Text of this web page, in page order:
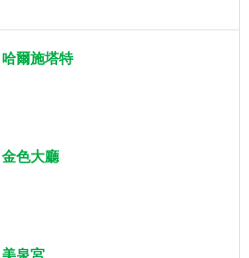
哈爾施塔特
金色大廳
美泉宮